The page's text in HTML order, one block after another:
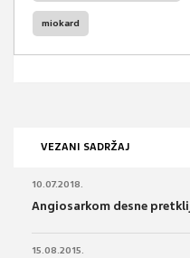
miokard
VEZANI SADRŽAJ
10.07.2018.
Angiosarkom desne
15.08.2015.